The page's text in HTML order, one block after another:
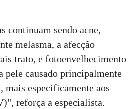
continuam sendo acne,
melasma, a afecção
trato, e fotoenvelhecimento
causado principalmente
mais especificamente aos
reforça a especialista.